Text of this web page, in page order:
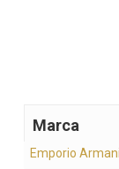
Marca
Emporio Armani